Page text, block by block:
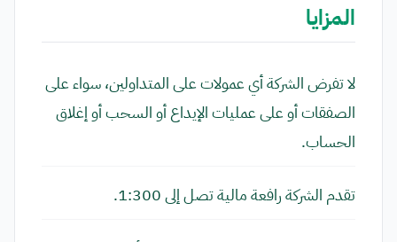
المزايا
لا تفرض الشركة أي عمولات على المتداولين، سواء على
الصفقات أو على عمليات الإيداع أو السحب أو إغلاق
الحساب.
تقدم الشركة رافعة مالية تصل إلى 1:300.